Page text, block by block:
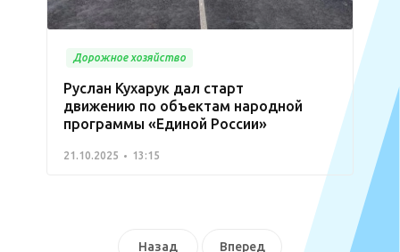
Дорожное хозяйство
Руслан Кухарук дал старт
движению по объектам народной
программы «Единой России»
21.10.2025 13:15
Назад Вперед